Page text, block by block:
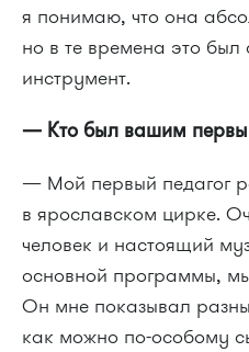
я понимаю, что она
но в те времена это
инструмент.
— Кто был вашим
— Мой первый педагог
в ярославском цирке.
человек и настоящий
основной программы,
Он мне показывал
как можно по-особому